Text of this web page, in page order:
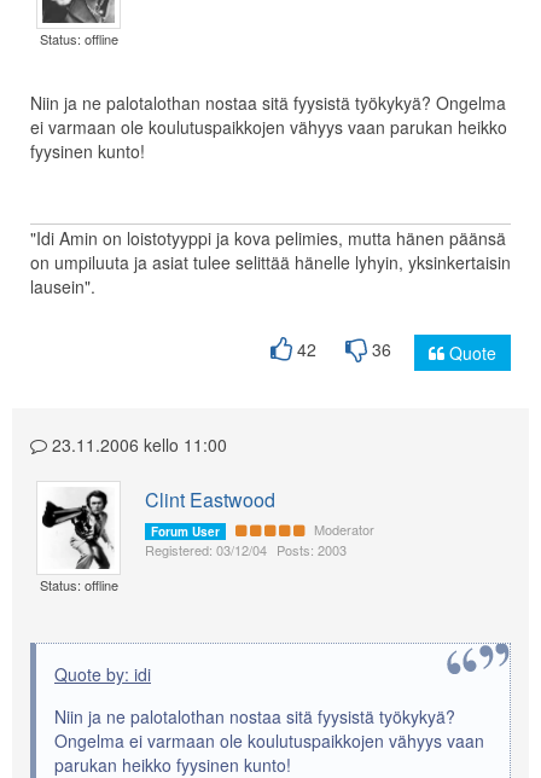
Status: offline
Niin ja ne palotalothan nostaa sitä fyysistä työkykyä? Ongelma
ei varmaan ole koulutuspaikkojen vähyys vaan parukan heikko
fyysinen kunto!
"Idi Amin on loistotyyppi ja kova pelimies, mutta hänen päänsä
on umpiluuta ja asiat tulee selittää hänelle lyhyin, yksinkertaisin
lausein".
42 36 Quote
23.11.2006 kello 11:00
Status: offline
Clint Eastwood
Forum User
Moderator
Registered: 03/12/04 Posts: 2003
Quote by: idi
Niin ja ne palotalothan nostaa sitä fyysistä työkykyä?
Ongelma ei varmaan ole koulutuspaikkojen vähyys vaan
parukan heikko fyysinen kunto!